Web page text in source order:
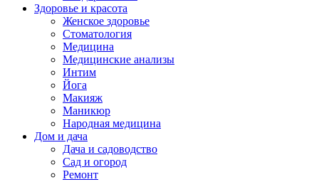
Здоровье и красота
Женское здоровье
Стоматология
Медицина
Медицинские анализы
Интим
Йога
Макияж
Маникюр
Народная медицина
Дом и дача
Дача и садоводство
Сад и огород
Ремонт